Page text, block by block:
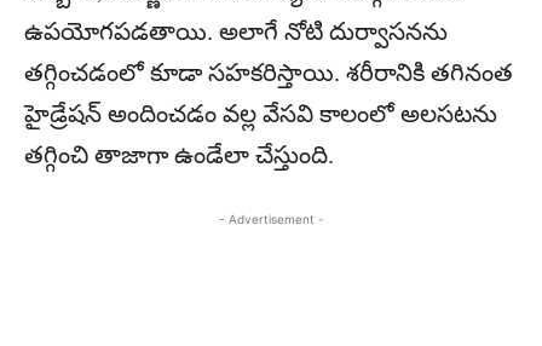
ఉపయోగపడతాయి. అలాగే నోటి దుర్వాసనను
తగ్గించడంలో కూడా సహకరిస్తాయి. శరీరానికి తగినంత
హైడ్రేషన్ అందించడం వల్ల వేసవి కాలంలో అలసటను
తగ్గించి తాజాగా ఉండేలా చేస్తుంది.
- Advertisement -